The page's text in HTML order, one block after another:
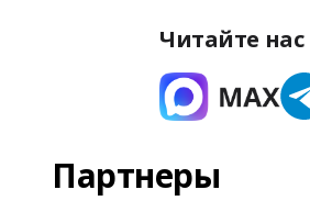
Читайте нас
Партнеры